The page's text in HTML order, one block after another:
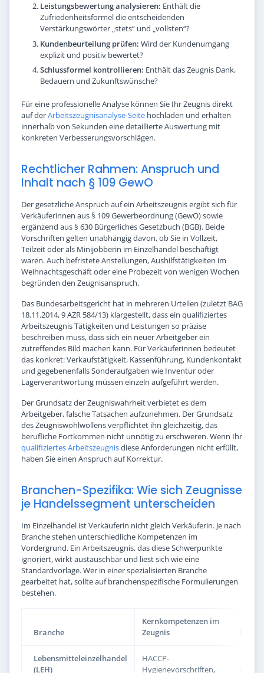
Leistungsbewertung analysieren: Enthält die
Zufriedenheitsformel die entscheidenden
Verstärkungswörter „stets“ und „vollsten“?
Kundenbeurteilung prüfen: Wird der Kundenumgang
explizit und positiv bewertet?
Schlussformel kontrollieren: Enthält das Zeugnis Dank,
Bedauern und Zukunftswünsche?
Für eine professionelle Analyse können Sie Ihr Zeugnis direkt
auf derArbeitszeugnisanalyse-Seite hochladen und erhalten
innerhalb von Sekunden eine detaillierte Auswertung mit
konkreten Verbesserungsvorschlägen.
Rechtlicher Rahmen: Anspruch und
Inhalt nach § 109 GewO
Der gesetzliche Anspruch auf ein Arbeitszeugnis ergibt sich für
Verkäuferinnen aus § 109 Gewerbeordnung (GewO) sowie
ergänzend aus § 630 Bürgerliches Gesetzbuch (BGB). Beide
Vorschriften gelten unabhängig davon, ob Sie in Vollzeit,
Teilzeit oder als Minijobberin im Einzelhandel beschäftigt
waren. Auch befristete Anstellungen, Aushilfstätigkeiten im
Weihnachtsgeschäft oder eine Probezeit von wenigen Wochen
begründen den Zeugnisanspruch.
Das Bundesarbeitsgericht hat in mehreren Urteilen (zuletzt BAG
18.11.2014, 9 AZR 584/13) klargestellt, dass ein qualifiziertes
Arbeitszeugnis Tätigkeiten und Leistungen so präzise
beschreiben muss, dass sich ein neuer Arbeitgeber ein
zutreffendes Bild machen kann. Für Verkäuferinnen bedeutet
das konkret: Verkaufstätigkeit, Kassenführung, Kundenkontakt
und gegebenenfalls Sonderaufgaben wie Inventur oder
Lagerverantwortung müssen einzeln aufgeführt werden.
Der Grundsatz der Zeugniswahrheit verbietet es dem
Arbeitgeber, falsche Tatsachen aufzunehmen. Der Grundsatz
des Zeugniswohlwollens verpflichtet ihn gleichzeitig, das
berufliche Fortkommen nicht unnötig zu erschweren. Wenn Ihr
qualifiziertes Arbeitszeugnisdiese Anforderungen nicht erfüllt,
haben Sie einen Anspruch auf Korrektur.
Branchen-Spezifika: Wie sich Zeugnisse
je Handelssegment unterscheiden
Im Einzelhandel ist Verkäuferin nicht gleich Verkäuferin. Je nach
Branche stehen unterschiedliche Kompetenzen im
Vordergrund. Ein Arbeitszeugnis, das diese Schwerpunkte
ignoriert, wirkt austauschbar und liest sich wie eine
Standardvorlage. Wer in einer spezialisierten Branche
gearbeitet hat, sollte auf branchenspezifische Formulierungen
bestehen.
Branche
Kernkompetenzen im
Zeugnis
Lebensmitteleinzelhandel
(LEH)
HACCP-
Hygienevorschriften,